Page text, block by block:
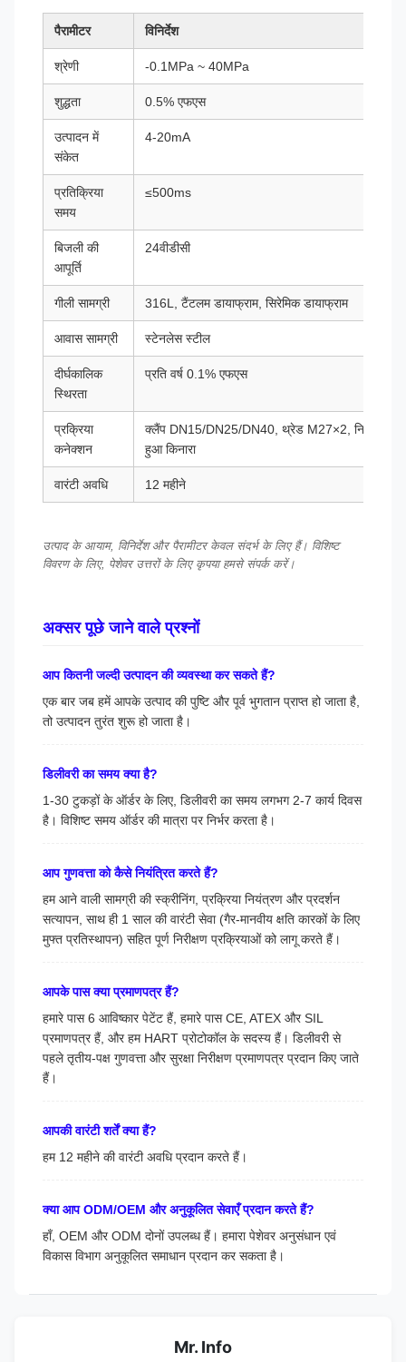
पैरामीटर विनिर्देश
श्रेणी -0.1MPa ~ 40MPa
शुद्धता 0.5% एफएस
उत्पादन में
संकेत
4-20mA
प्रतिक्रिया
समय
≤500ms
बिजली की
आपूर्ति
24वीडीसी
गीली सामग्री 316L, टैंटलम डायाफ्राम, सिरेमिक डायाफ्राम
आवास सामग्री स्टेनलेस स्टील
दीर्घकालिक
स्थिरता
प्रति वर्ष 0.1% एफएस
प्रक्रिया
कनेक्शन
क्लैंप DN15/DN25/DN40, थ्रेड M27×2, निकला
हुआ किनारा
वारंटी अवधि 12 महीने
उत्पाद के आयाम, विनिर्देश और पैरामीटर केवल संदर्भ के लिए हैं। विशिष्ट
विवरण के लिए, पेशेवर उत्तरों के लिए कृपया हमसे संपर्क करें।
अक्सर पूछे जाने वाले प्रश्नों
आप कितनी जल्दी उत्पादन की व्यवस्था कर सकते हैं?
एक बार जब हमें आपके उत्पाद की पुष्टि और पूर्व भुगतान प्राप्त हो जाता है,
तो उत्पादन तुरंत शुरू हो जाता है।
डिलीवरी का समय क्या है?
1-30 टुकड़ों के ऑर्डर के लिए, डिलीवरी का समय लगभग 2-7 कार्य दिवस
है। विशिष्ट समय ऑर्डर की मात्रा पर निर्भर करता है।
आप गुणवत्ता को कैसे नियंत्रित करते हैं?
हम आने वाली सामग्री की स्क्रीनिंग, प्रक्रिया नियंत्रण और प्रदर्शन
सत्यापन, साथ ही 1 साल की वारंटी सेवा (गैर-मानवीय क्षति कारकों के लिए
मुफ्त प्रतिस्थापन) सहित पूर्ण निरीक्षण प्रक्रियाओं को लागू करते हैं।
आपके पास क्या प्रमाणपत्र हैं?
हमारे पास 6 आविष्कार पेटेंट हैं, हमारे पास CE, ATEX और SIL
प्रमाणपत्र हैं, और हम HART प्रोटोकॉल के सदस्य हैं। डिलीवरी से
पहले तृतीय-पक्ष गुणवत्ता और सुरक्षा निरीक्षण प्रमाणपत्र प्रदान किए जाते
हैं।
आपकी वारंटी शर्तें क्या हैं?
हम 12 महीने की वारंटी अवधि प्रदान करते हैं।
क्या आप ODM/OEM और अनुकूलित सेवाएँ प्रदान करते हैं?
हाँ, OEM और ODM दोनों उपलब्ध हैं। हमारा पेशेवर अनुसंधान एवं
विकास विभाग अनुकूलित समाधान प्रदान कर सकता है।
Mr. Info